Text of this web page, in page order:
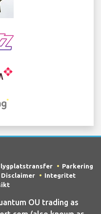
Parkering
Disclaimer
Integritet
OU trading as